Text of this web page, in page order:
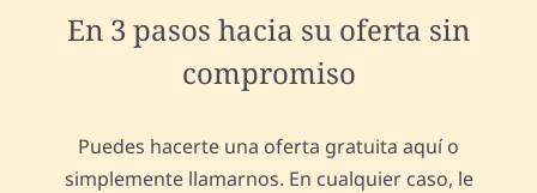
En 3 pasos hacia su oferta sin
compromiso
Puedes hacerte una oferta gratuita aquí o
simplemente llamarnos. En cualquier caso, le